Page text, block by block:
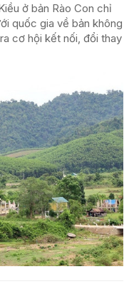
ở bản Rào Con chỉ
quốc gia về bản không
cơ hội kết nối, đổi thay